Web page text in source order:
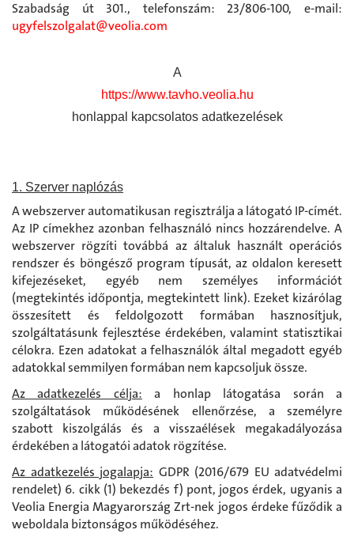
Szabadság út 301., telefonszám: 23/806-100, e-mail:
ugyfelszolgalat@veolia.com
A
https://www.tavho.veolia.hu
honlappal kapcsolatos adatkezelések
1. Szerver naplózás
A webszerver automatikusan regisztrálja a látogató IP-címét.
Az IP címekhez azonban felhasználó nincs hozzárendelve. A
webszerver rögzíti továbbá az általuk használt operációs
rendszer és böngésző program típusát, az oldalon keresett
kifejezéseket, egyéb nem személyes információt
(megtekintés időpontja, megtekintett link). Ezeket kizárólag
összesített és feldolgozott formában hasznosítjuk,
szolgáltatásunk fejlesztése érdekében, valamint statisztikai
célokra. Ezen adatokat a felhasználók által megadott egyéb
adatokkal semmilyen formában nem kapcsoljuk össze.
Az adatkezelés célja: a honlap látogatása során a
szolgáltatások működésének ellenőrzése, a személyre
szabott kiszolgálás és a visszaélések megakadályozása
érdekében a látogatói adatok rögzítése.
Az adatkezelés jogalapja: GDPR (2016/679 EU adatvédelmi
rendelet) 6. cikk (1) bekezdés f) pont, jogos érdek, ugyanis a
Veolia Energia Magyarország Zrt-nek jogos érdeke fűződik a
weboldala biztonságos működéséhez.